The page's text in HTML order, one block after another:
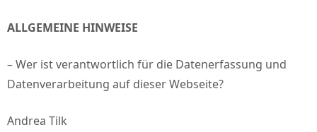
ALLGEMEINE HINWEISE
– Wer ist verantwortlich für die Datenerfassung und
Datenverarbeitung auf dieser Webseite?
Andrea Tilk